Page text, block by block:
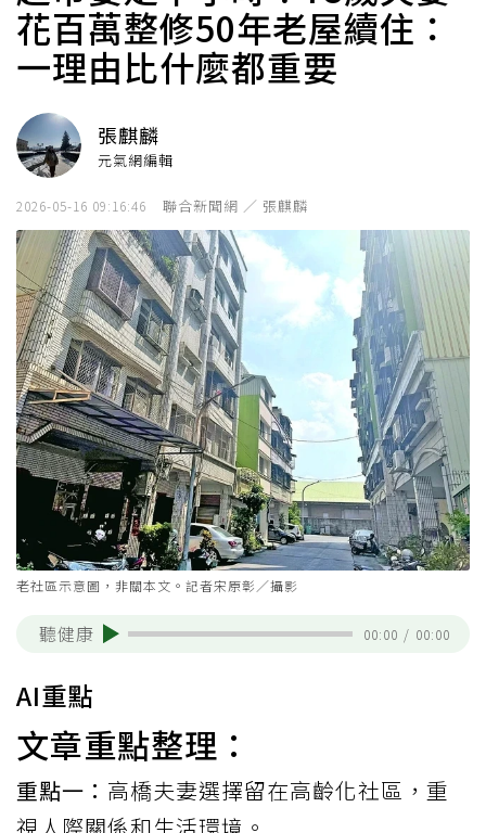
花百萬整修50年老屋續住：
一理由比什麼都重要
張麒麟
元氣網編輯
2026-05-16 09:16:46 聯合新聞網 ／ 張麒麟
老社區示意圖，非關本文。記者宋原彰／攝影
聽健康 00:00 / 00:00
AI重點
文章重點整理：
重點一： 高橋夫妻選擇留在高齡化社區，重